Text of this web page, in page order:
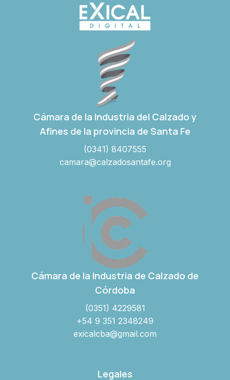
Cámara de la Industria del Calzado y
Afines de la provincia de Santa Fe
(0341) 8407555
camara@calzadosantafe.org
Cámara de la Industria de Calzado de
Córdoba
(0351) 4229581
+54 9 351 2348249
exicalcba@gmail.com
Legales